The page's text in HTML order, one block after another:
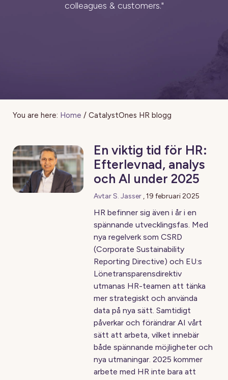
colleagues & customers."
You are here: Home / CatalystOnes HR blogg
En viktig tid för HR:
Efterlevnad, analys
och AI under 2025
Avtar S. Jasser ,19 februari 2025
HR befinner sig även i år i en
spännande utvecklingsfas. Med
nya regelverk som CSRD
(Corporate Sustainability
Reporting Directive) och EU:s
Lönetransparensdirektiv
utmanas HR-teamen att tänka
mer strategiskt och använda
data på nya sätt. Samtidigt
påverkar och förändrar AI vårt
sätt att arbeta, vilket innebär
både spännande möjligheter och
nya utmaningar. 2025 kommer
arbete med HR inte bara att